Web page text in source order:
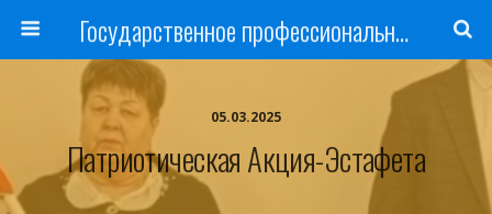
Государственное профессиональное образовательное учреждение
05.03.2025
Патриотическая Акция-Эстафета